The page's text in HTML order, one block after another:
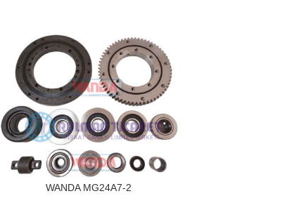
WANDA MG24A7-2